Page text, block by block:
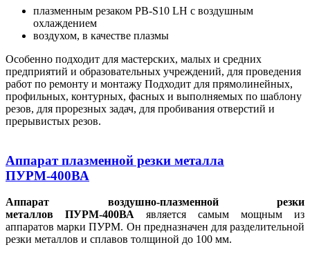
плазменным резаком PB-S10 LH c воздушным
охлаждением
воздухом, в качестве плазмы
Особенно подходит для мастерских, малых и средних
предприятий и образовательных учреждений, для проведения
работ по ремонту и монтажу Подходит для прямолинейных,
профильных, контурных, фасных и выполняемых по шаблону
резов, для прорезных задач, для пробивания отверстий и
прерывистых резов.
Аппарат плазменной резки металла
ПУРМ-400ВА
Аппарат воздушно-плазменной резки
металлов
ПУРМ-400ВА является самым мощным из
аппаратов марки ПУРМ. Он предназначен для разделительной
резки металлов и сплавов толщиной до 100 мм.